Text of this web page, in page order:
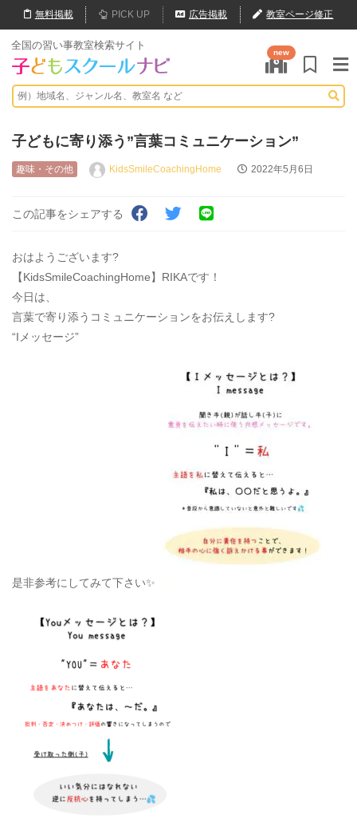
無料掲載 PICK UP 広告掲載 教室ページ修正
全国の習い事教室検索サイト
new
子どもに寄り添う”言葉コミュニケーション”
趣味・その他 KidsSmileCoachingHome 2022年5月6日
この記事をシェアする
おはようございます?
【KidsSmileCoachingHome】RIKAです！
今日は、
言葉で寄り添うコミュニケーションをお伝えします?
“Iメッセージ”
是非参考にしてみて下さい✨